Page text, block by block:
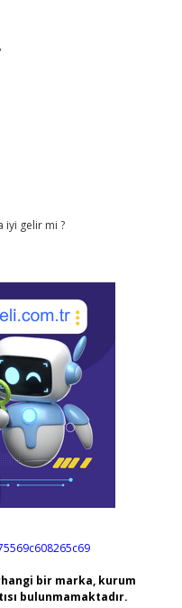
iyi gelir mi ?
bir marka, kurum
bulunmamaktadır.